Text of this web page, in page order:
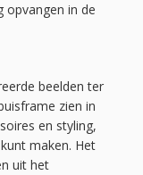
opvangen in de
beelden ter
zien in
en styling,
maken. Het
uit het